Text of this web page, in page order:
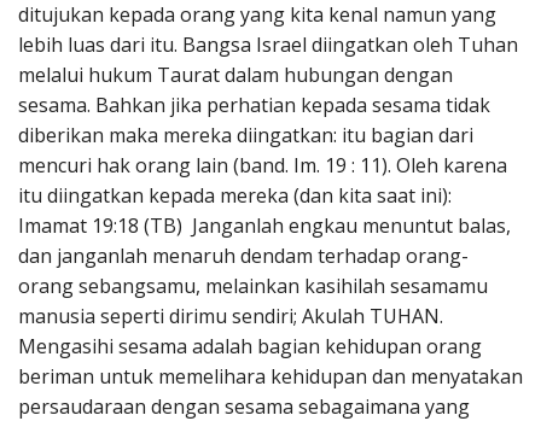
ditujukan kepada orang yang kita kenal namun yang
lebih luas dari itu. Bangsa Israel diingatkan oleh Tuhan
melalui hukum Taurat dalam hubungan dengan
sesama. Bahkan jika perhatian kepada sesama tidak
diberikan maka mereka diingatkan: itu bagian dari
mencuri hak orang lain (band. Im. 19 : 11). Oleh karena
itu diingatkan kepada mereka (dan kita saat ini):
Imamat 19:18 (TB) Janganlah engkau menuntut balas,
dan janganlah menaruh dendam terhadap orang-
orang sebangsamu, melainkan kasihilah sesamamu
manusia seperti dirimu sendiri; Akulah TUHAN.
Mengasihi sesama adalah bagian kehidupan orang
beriman untuk memelihara kehidupan dan menyatakan
persaudaraan dengan sesama sebagaimana yang